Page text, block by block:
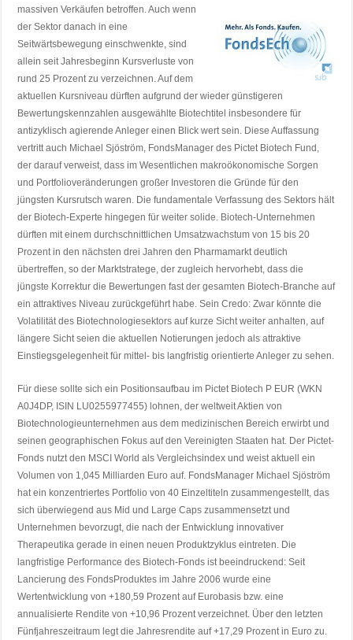
massiven Verkäufen betroffen. Auch wenn
der Sektor danach in eine
Seitwärtsbewegung einschwenkte, sind
allein seit Jahresbeginn Kursverluste von
rund 25 Prozent zu verzeichnen. Auf dem
aktuellen Kursniveau dürften aufgrund der wieder günstigeren
Bewertungskennzahlen ausgewählte Biotechtitel insbesondere für
antizyklisch agierende Anleger einen Blick wert sein. Diese Auffassung
vertritt auch Michael Sjöström, FondsManager des Pictet Biotech Fund,
der darauf verweist, dass im Wesentlichen makroökonomische Sorgen
und Portfolioveränderungen großer Investoren die Gründe für den
jüngsten Kursrutsch waren. Die fundamentale Verfassung des Sektors hält
der Biotech-Experte hingegen für weiter solide. Biotech-Unternehmen
dürften mit einem durchschnittlichen Umsatzwachstum von 15 bis 20
Prozent in den nächsten drei Jahren den Pharmamarkt deutlich
übertreffen, so der Marktstratege, der zugleich hervorhebt, dass die
jüngste Korrektur die Bewertungen fast der gesamten Biotech-Branche auf
ein attraktives Niveau zurückgeführt habe. Sein Credo: Zwar könnte die
Volatilität des Biotechnologiesektors auf kurze Sicht weiter anhalten, auf
längere Sicht seien die aktuellen Notierungen jedoch als attraktive
Einstiegsgelegenheit für mittel- bis langfristig orientierte Anleger zu sehen.
Für diese sollte sich ein Positionsaufbau im Pictet Biotech P EUR (WKN
A0J4DP, ISIN LU0255977455) lohnen, der weltweit Aktien von
Biotechnologieunternehmen aus dem medizinischen Bereich erwirbt und
seinen geographischen Fokus auf den Vereinigten Staaten hat. Der Pictet-
Fonds nutzt den MSCI World als Vergleichsindex und weist aktuell ein
Volumen von 1,045 Milliarden Euro auf. FondsManager Michael Sjöström
hat ein konzentriertes Portfolio von 40 Einzeltiteln zusammengestellt, das
sich überwiegend aus Mid und Large Caps zusammensetzt und
Unternehmen bevorzugt, die nach der Entwicklung innovativer
Therapeutika gerade in einen neuen Produktzyklus eintreten. Die
langfristige Performance des Biotech-Fonds ist beeindruckend: Seit
Lancierung des FondsProduktes im Jahre 2006 wurde eine
Wertentwicklung von +180,59 Prozent auf Eurobasis bzw. eine
annualisierte Rendite von +10,96 Prozent verzeichnet. Über den letzten
Fünfjahreszeitraum legt die Jahresrendite auf +17,29 Prozent in Euro zu.